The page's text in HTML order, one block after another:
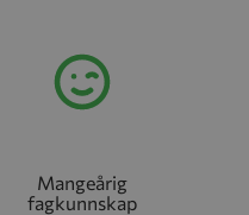
Mangeårig
fagkunnskap